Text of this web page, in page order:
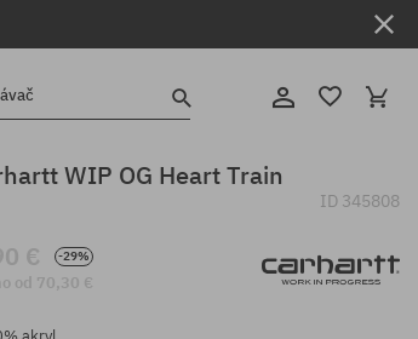
WIP OG Heart Train
ID 345808
€ -29%
od 70,30 €